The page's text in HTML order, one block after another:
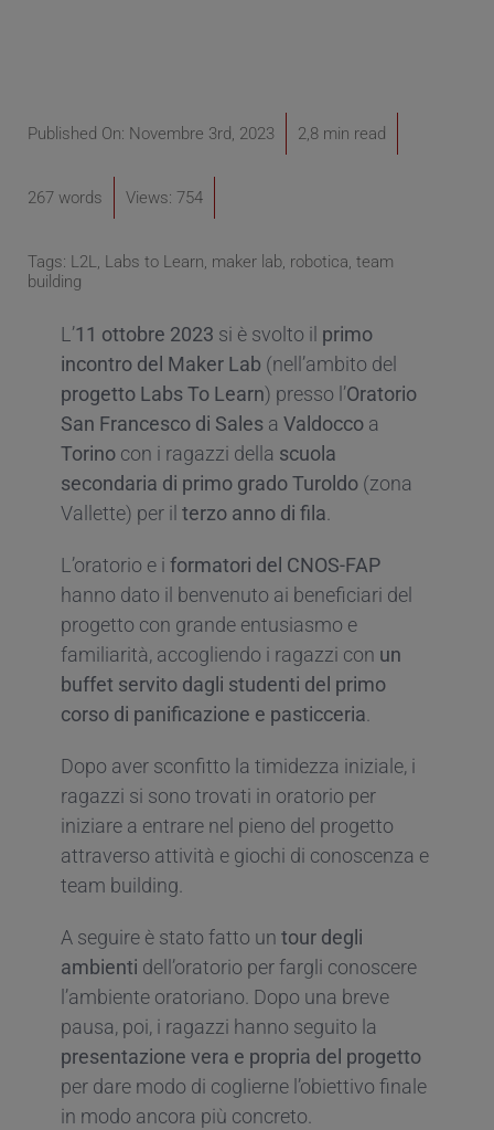
Published On: Novembre 3rd, 2023 2,8 min read
267 words Views: 754
Tags: L2L, Labs to Learn, maker lab, robotica, team
building
L’11 ottobre 2023 si è svolto il primo
incontro del Maker Lab (nell’ambito del
progetto Labs To Learn) presso l’Oratorio
San Francesco di Salesa Valdoccoa
Torinocon i ragazzi della scuola
secondaria di primo grado Turoldo(zona
Vallette) per il terzo anno di fila.
L’oratorio e i formatori del CNOS-FAP
hanno dato il benvenuto ai beneficiari del
progetto con grande entusiasmo e
familiarità, accogliendo i ragazzi con un
buffet servito dagli studenti del primo
corso di panificazione e pasticceria.
Dopo aver sconfitto la timidezza iniziale, i
ragazzi si sono trovati in oratorio per
iniziare a entrare nel pieno del progetto
attraverso attività e giochi di conoscenza e
team building.
A seguire è stato fatto un tour degli
ambienti dell’oratorio per fargli conoscere
l’ambiente oratoriano. Dopo una breve
pausa, poi, i ragazzi hanno seguito la
presentazione vera e propria del progetto
per dare modo di coglierne l’obiettivo finale
in modo ancora più concreto.